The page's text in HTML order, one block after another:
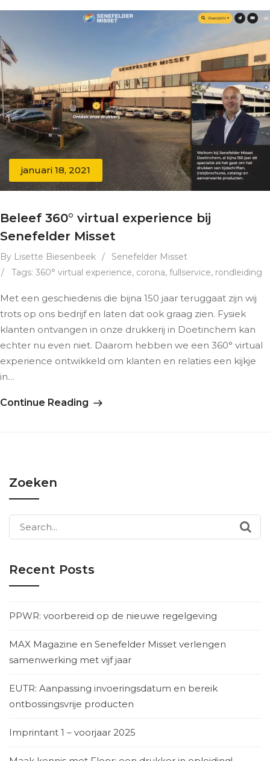
januari 18, 2021
Beleef 360° virtual experience bij
Senefelder Misset
By Lisette Biesenbeek /
Senefelder Misset
/
Tags: 360° virtual experience, corona, fullservice, rondleiding
Met een geschiedenis die bijna 150 jaar teruggaat zijn wij
trots op ons bedrijf en laten dat ook graag zien. Fysiek
klanten ontvangen in onze drukkerij in Doetinchem kan
echter nu even niet. Daarom hebben we een 360° virtual
experience ontwikkeld om klanten en relaties een kijkje
in…
Continue Reading
Zoeken
Search
for:
Recent Posts
PPWR: voorbereid op de nieuwe regelgeving
MAX Magazine en Senefelder Misset verlengen
samenwerking met vijf jaar
EUTR: Aanpassing invoeringsdatum en bereik
ontbossingsvrije producten
Imprintant 1 – voorjaar 2025